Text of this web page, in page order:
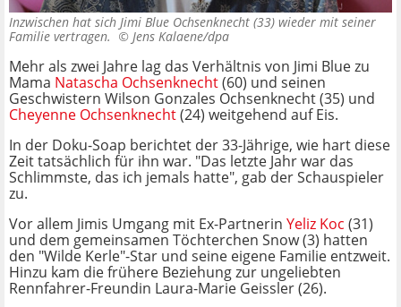
Inzwischen hat sich Jimi Blue Ochsenknecht (33) wieder mit seiner
Familie vertragen. © Jens Kalaene/dpa
Mehr als zwei Jahre lag das Verhältnis von Jimi Blue zu
Mama Natascha Ochsenknecht(60) und seinen
Geschwistern Wilson Gonzales Ochsenknecht (35) und
Cheyenne Ochsenknecht(24) weitgehend auf Eis.
In der Doku-Soap berichtet der 33-Jährige, wie hart diese
Zeit tatsächlich für ihn war. "Das letzte Jahr war das
Schlimmste, das ich jemals hatte", gab der Schauspieler
zu.
Vor allem Jimis Umgang mit Ex-Partnerin Yeliz Koc (31)
und dem gemeinsamen Töchterchen Snow (3) hatten
den "Wilde Kerle"-Star und seine eigene Familie entzweit.
Hinzu kam die frühere Beziehung zur ungeliebten
Rennfahrer-Freundin Laura-Marie Geissler (26).